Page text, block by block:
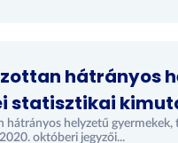
hátrányos
statisztikai
helyzetű
októberi jegyzői...